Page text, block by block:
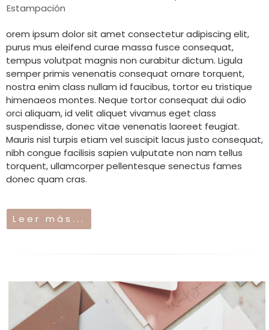
Estampación
orem ipsum dolor sit amet consectetur adipiscing elit,
purus mus eleifend curae massa fusce consequat,
tempus volutpat magnis non curabitur dictum. Ligula
semper primis venenatis consequat ornare torquent,
nostra enim class nullam id faucibus, tortor eu tristique
himenaeos montes. Neque tortor consequat dui odio
orci aliquam, id velit aliquet vivamus eget class
suspendisse, donec vitae venenatis laoreet feugiat.
Mauris nisl turpis etiam vel suscipit lacus justo consequat,
nibh congue facilisis sapien vulputate non nam tellus
torquent, ullamcorper pellentesque senectus fames
donec quam cras.
Leer más...